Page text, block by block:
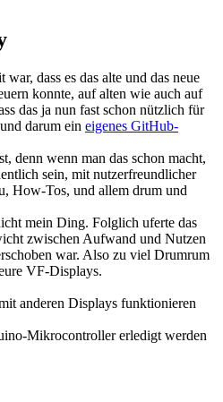
dass es das alte und das neue
konnte, auf alten wie auch auf
das ja nun fast schon nützlich für
darum ein eigenes GitHub-
denn wenn man das schon macht,
sein, mit nutzerfreundlicher
How-Tos, und allem drum und
mein Ding. Folglich uferte das
zwischen Aufwand und Nutzen
war. Also zu viel Drumrum
VF-Displays.
anderen Displays funktionieren
Mikrocontroller erledigt werden